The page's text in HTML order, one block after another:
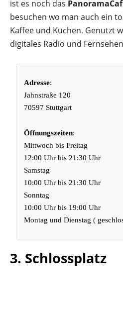
ist es noch das
besuchen wo man auch ein
Kaffee und Kuchen. Genutzt
digitales Radio und
Adresse:
Jahnstraße 120
70597 Stuttgart
Öffnungszeiten:
Mittwoch bis Freitag
12:00 Uhr bis 21:30 Uhr
Samstag
10:00 Uhr bis 21:30 Uhr
Sonntag
10:00 Uhr bis 19:00 Uhr
Montag und Dienstag (
3. Schlossplatz